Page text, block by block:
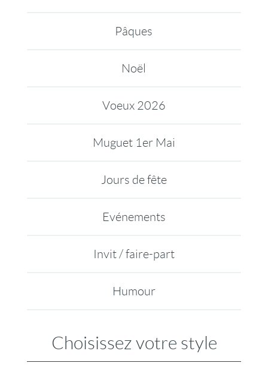
Pâques
Noël
Voeux 2026
Muguet 1er Mai
Jours de fête
Evénements
Invit / faire-part
Humour
Choisissez votre style